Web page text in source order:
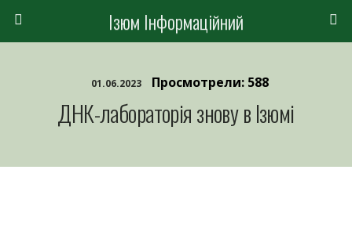
Ізюм Інформаційний
01.06.2023 Просмотрели: 588
ДНК-лабораторія знову в Ізюмі